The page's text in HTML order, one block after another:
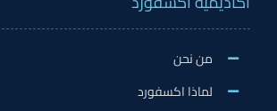
من نحن
لماذا اكسفورد